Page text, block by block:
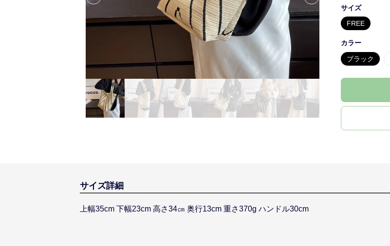
サイズ
FREE
カラー
ブラック
サイズ詳細
上幅35cm 下幅23cm 高さ34㎝ 奥行13cm 重さ370g ハンドル30cm